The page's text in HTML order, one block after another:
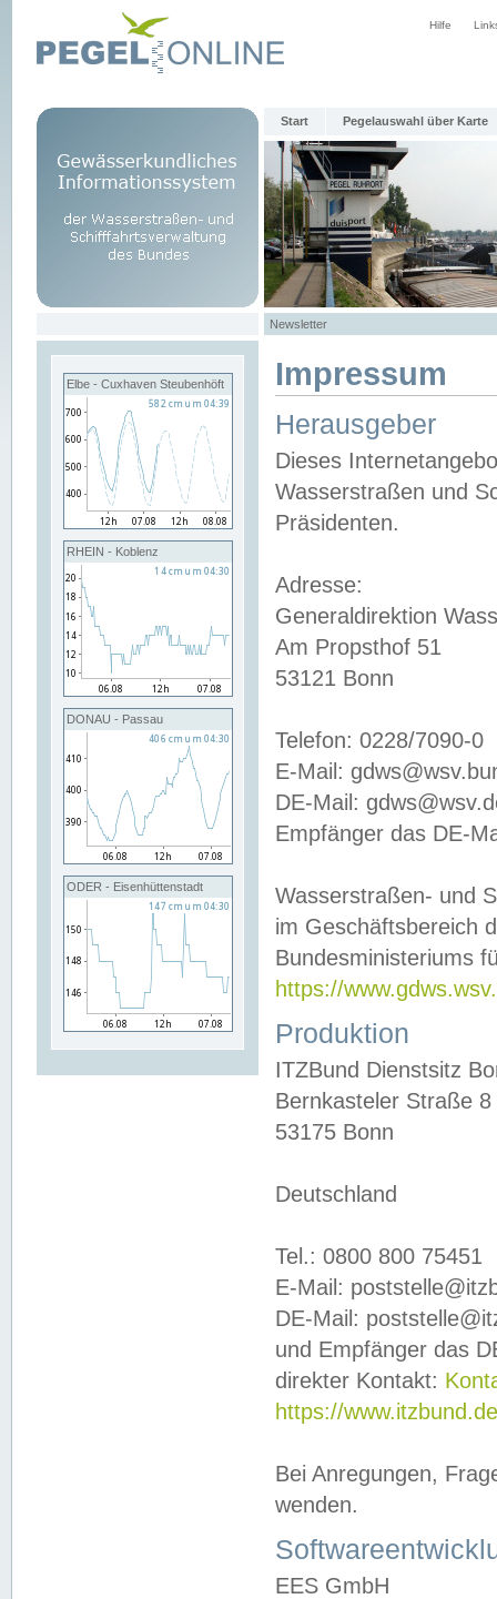
Hilfe
Start Pegelauswahl über Karte
Newsletter
Elbe - Cuxhaven Steubenhöft
RHEIN - Koblenz
DONAU - Passau
ODER - Eisenhüttenstadt
Impressum
Herausgeber
Dieses
Wasserstraßen und
Präsidenten.
Adresse:
Generaldirektion
Am Propsthof 51
53121 Bonn
Telefon: 0228/7090-0
E-Mail:
DE-Mail:
Empfänger das DE-
Wasserstraßen- und
im Geschäftsbereich
Bundesministeriums
https://
Produktion
ITZBund Dienstsitz
Bernkasteler Straße 8
53175 Bonn
Deutschland
Tel.: 0800 800 75451
E-Mail:
DE-Mail:
und Empfänger das
direkter Kontakt:
https://
Bei Anregungen,
wenden.
EES GmbH